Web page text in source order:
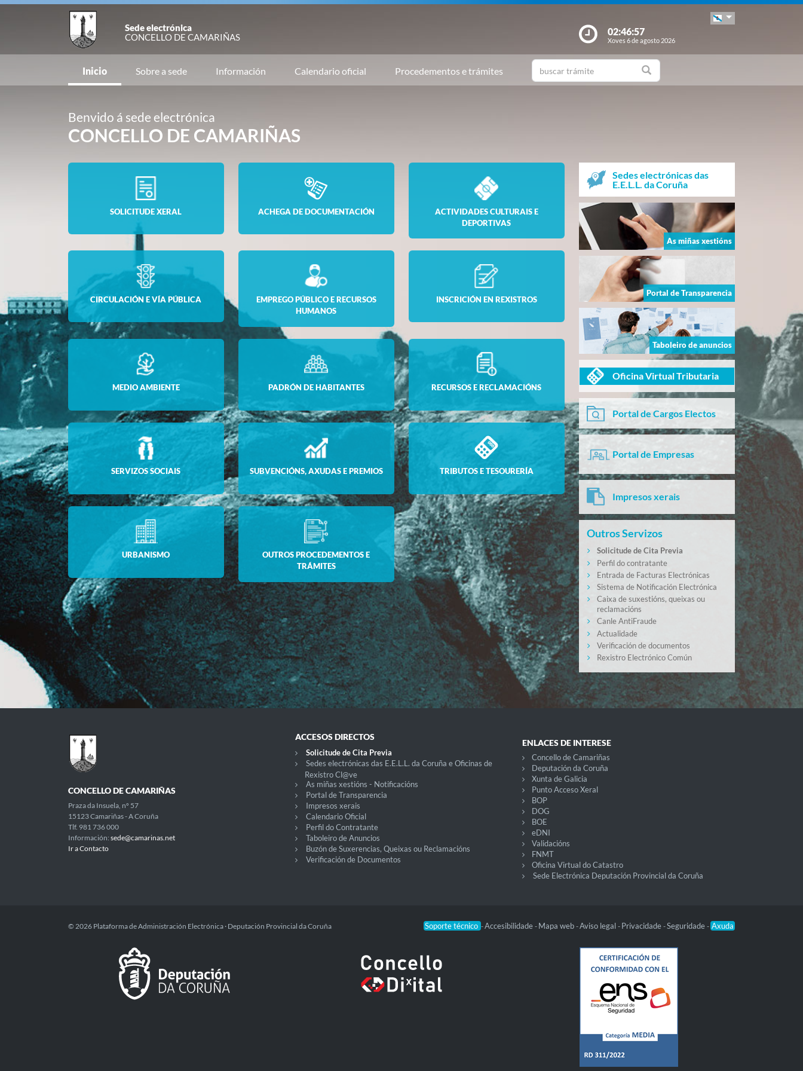
Sede electrónica
CONCELLO DE CAMARIÑAS
02:46:58
Xoves 6 de agosto 2026
Inicio Sobre a sede Información Calendario oficial Procedementos e trámites
Benvido á sede electrónica
CONCELLO DE CAMARIÑAS
SOLICITUDE XERAL ACHEGA DE DOCUMENTACIÓN
ACTIVIDADES CULTURAIS E
DEPORTIVAS
CIRCULACIÓN E VÍA PÚBLICA
EMPREGO PÚBLICO E RECURSOS
HUMANOS
INSCRICIÓN EN REXISTROS
MEDIO AMBIENTE PADRÓN DE HABITANTES RECURSOS E RECLAMACIÓNS
SERVIZOS SOCIAIS SUBVENCIÓNS, AXUDAS E PREMIOS TRIBUTOS E TESOURERÍA
URBANISMO
OUTROS PROCEDEMENTOS E
TRÁMITES
Sedes electrónicas das
E.E.L.L. da Coruña
As miñas xestións
Portal de Transparencia
Taboleiro de anuncios
Oficina Virtual Tributaria
Portal de Cargos Electos
Portal de Empresas
Impresos xerais
Outros Servizos
Solicitude de Cita Previa
Perfil do contratante
Entrada de Facturas Electrónicas
Sistema de Notificación Electrónica
Caixa de suxestións, queixas ou
reclamacións
Canle AntiFraude
Actualidade
Verificación de documentos
Rexistro Electrónico Común
CONCELLO DE CAMARIÑAS
Praza da Insuela, nº 57
15123 Camariñas - A Coruña
Tlf. 981 736 000
Información: sede@camarinas.net
Ir a Contacto
ACCESOS DIRECTOS
Solicitude de Cita Previa
Sedes electrónicas das E.E.L.L. da Coruña e Oficinas de
Rexistro Cl@ve
As miñas xestións - Notificacións
Portal de Transparencia
Impresos xerais
Calendario Oficial
Perfil do Contratante
Taboleiro de Anuncios
Buzón de Suxerencias, Queixas ou Reclamacións
Verificación de Documentos
ENLACES DE INTERESE
Concello de Camariñas
Deputación da Coruña
Xunta de Galicia
Punto Acceso Xeral
BOP
DOG
BOE
eDNI
Validacións
FNMT
Oficina Virtual do Catastro
Sede Electrónica Deputación Provincial da Coruña
Soporte técnico -Accesibilidade - Mapa web -Aviso legal - Privacidade -Seguridade - Axuda
© 2026 Plataforma de Administración Electrónica · Deputación Provincial da Coruña